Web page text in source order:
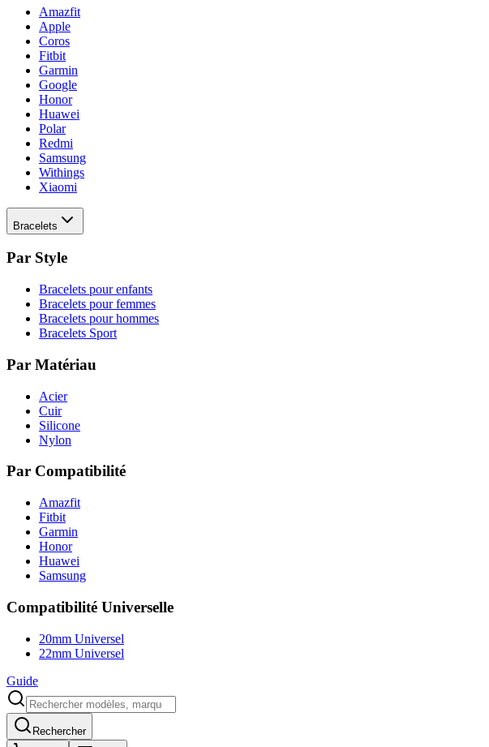
Amazfit
Apple
Coros
Fitbit
Garmin
Google
Honor
Huawei
Polar
Redmi
Samsung
Withings
Xiaomi
Bracelets
Par Style
Bracelets pour enfants
Bracelets pour femmes
Bracelets pour hommes
Bracelets Sport
Par Matériau
Acier
Cuir
Silicone
Nylon
Par Compatibilité
Amazfit
Fitbit
Garmin
Honor
Huawei
Samsung
Compatibilité Universelle
20mm Universel
22mm Universel
Guide
Rechercher